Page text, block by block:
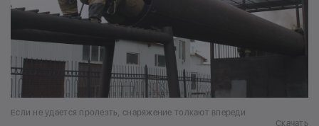
Если не удается пролезть, снаряжение толкают впереди
Скачать